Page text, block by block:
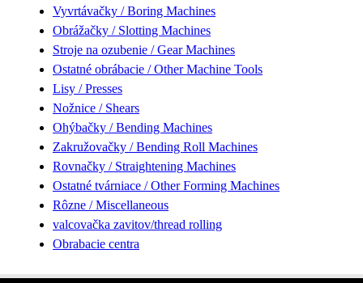
Vyvrtávačky / Boring Machines
Obrážačky / Slotting Machines
Stroje na ozubenie / Gear Machines
Ostatné obrábacie / Other Machine Tools
Lisy / Presses
Nožnice / Shears
Ohýbačky / Bending Machines
Zakružovačky / Bending Roll Machines
Rovnačky / Straightening Machines
Ostatné tvárniace / Other Forming Machines
Rôzne / Miscellaneous
valcovačka zavitov/thread rolling
Obrabacie centra